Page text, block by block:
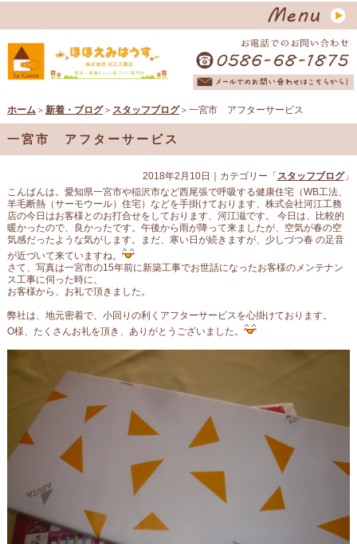
ホーム＞ 新着・ブログ＞ スタッフブログ＞一宮市 アフターサービス
一宮市 アフターサービス
2018年2月10日 ｜カテゴリー「 スタッフブログ」
こんばんは。愛知県一宮市や稲沢市など西尾張で呼吸する健康住宅（WB工法、
羊毛断熱（サーモウール）住宅）などを手掛けております、株式会社河江工務
店の今日はお客様とのお打合せをしております、河江滋です。 今日は、比較的
暖かったので、良かったです。午後から雨が降って来ましたが、空気が春の空
気感だったような気がします。まだ、寒い日が続きますが、少しづつ春 の足音
が近づいて来ていますね。
さて、写真は一宮市の15年前に新築工事でお世話になったお客様のメンテナン
ス工事に伺った時に、
お客様から、お礼で頂きました。
弊社は、地元密着で、小回りの利くアフターサービスを心掛けております。
O様、たくさんお礼を頂き、ありがとうございました。